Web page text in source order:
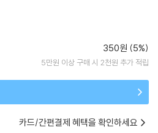
350원 (5%)
5만원 이상 구매 시 2천원 추가 적립
카드/간편결제 혜택을 확인하세요